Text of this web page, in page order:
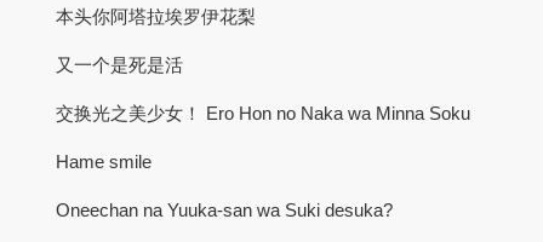
本头你阿塔拉埃罗伊花梨
又一个是死是活
交换光之美少女！ Ero Hon no Naka wa Minna Soku
Hame smile
Oneechan na Yuuka-san wa Suki desuka?